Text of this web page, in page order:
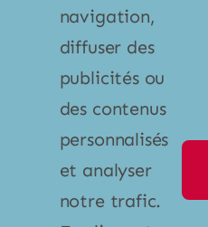
À propos
Contact
Politique de confidentialité
Contact
navigation,
diffuser des
publicités ou
des contenus
personnalisés
et analyser
notre trafic.